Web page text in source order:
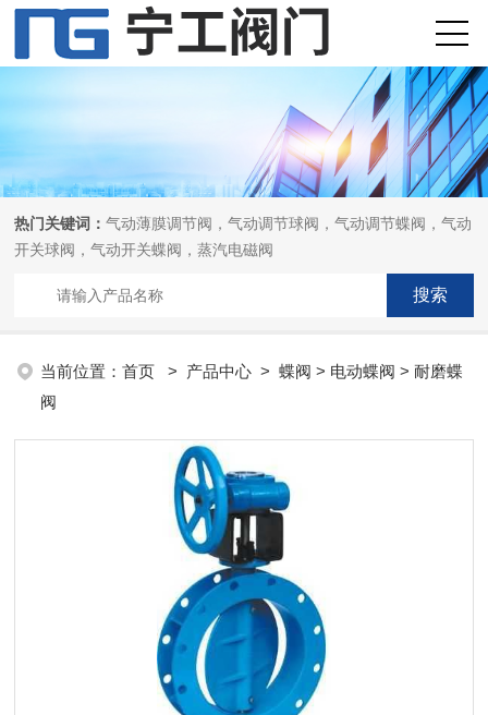
热门关键词：气动薄膜调节阀，气动调节球阀，气动调节蝶阀，气动
开关球阀，气动开关蝶阀，蒸汽电磁阀
当前位置：首页 > 产品中心 >蝶阀 > 电动蝶阀 > 耐磨蝶
阀